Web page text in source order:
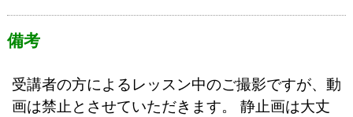
備考
受講者の方によるレッスン中のご撮影ですが、動
画は禁止とさせていただきます。 静止画は大丈